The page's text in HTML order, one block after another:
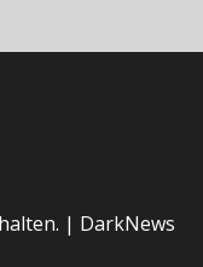
| DarkNews